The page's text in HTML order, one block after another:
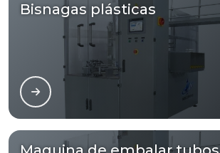
Bisnagas plásticas